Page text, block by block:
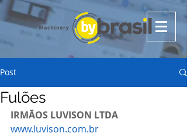
Post
Fulões
IRMÃOS LUVISON LTDA
www.luvison.com.br